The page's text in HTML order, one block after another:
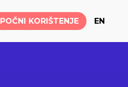
POČNI KORIŠTENJE EN